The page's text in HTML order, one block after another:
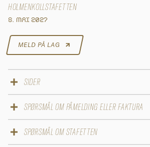
HOLMENKOLLSTAFETTEN
8. MAI 2027
SIDER
Påmelding 2027
Løypekart
Deltakere
Resultater
MELD PÅ LAG
SPØRSMÅL OM PÅMELDING ELLER FAKTURA
E-post
mail@ultimate.dk
SPØRSMÅL OM STAFETTEN